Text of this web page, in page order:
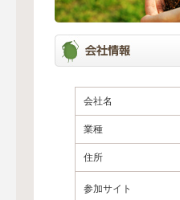
会社名
業種
住所
参加サイト